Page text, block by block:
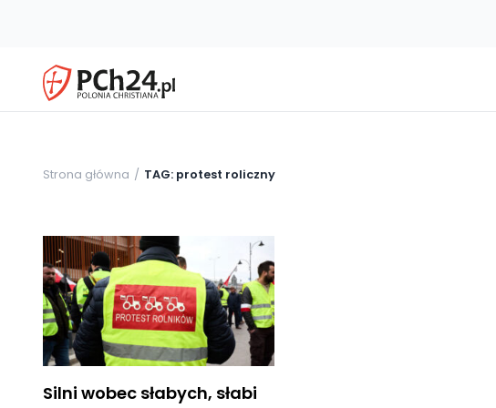
Strona główna TAG: protest roliczny
Silni wobec słabych, słabi